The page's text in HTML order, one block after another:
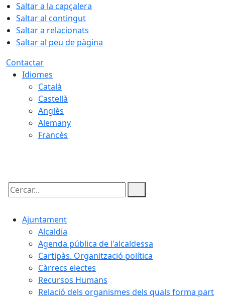
Saltar a la capçalera
Saltar al contingut
Saltar a relacionats
Saltar al peu de pàgina
Contactar
Idiomes
Català
Castellà
Anglès
Alemany
Francès
Cercar:
Ajuntament
Alcaldia
Agenda pública de l'alcaldessa
Cartipàs. Organització política
Càrrecs electes
Recursos Humans
Relació dels organismes dels quals forma part